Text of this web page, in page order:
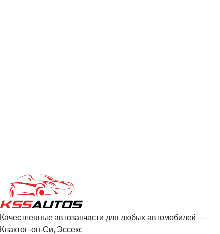
Качественные автозапчасти для любых автомобилей —
Клактон-он-Си, Эссекс